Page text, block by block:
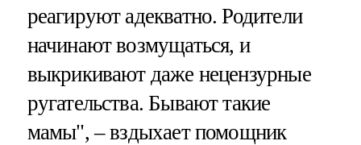
реагируют адекватно. Родители
начинают возмущаться, и
выкрикивают даже нецензурные
ругательства. Бывают такие
мамы", – вздыхает помощник